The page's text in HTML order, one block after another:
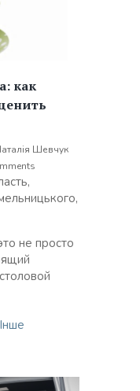
как
Шевчук
не просто
Інше